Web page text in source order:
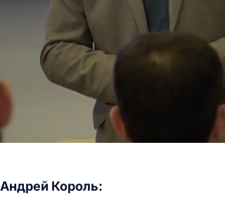
Андрей Король: